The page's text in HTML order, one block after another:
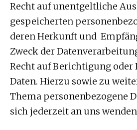
Recht auf unentgeltliche
gespeicherten
deren Herkunft und
Zweck der
Recht auf Berichtigung oder
Daten. Hierzu sowie zu
Thema personenbezogene
sich jederzeit an uns